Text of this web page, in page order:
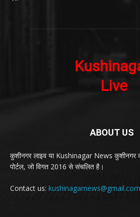
ABOUT US
कुशीनगर लाइव या Kushinagar News कुशीनगर
पोर्टल, जो विगत 2016 से संचलित है।
Contact us: kushinagarnews@gmail.com